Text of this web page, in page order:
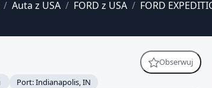
/ Auta z USA / FORD z USA / FORD
Obserwuj
Port: Indianapolis, IN